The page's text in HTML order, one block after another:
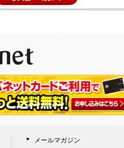
メールマガジン